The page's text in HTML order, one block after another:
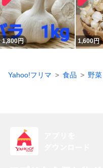
1,800円 1,600円
Yahoo!フリマ 食品 野菜